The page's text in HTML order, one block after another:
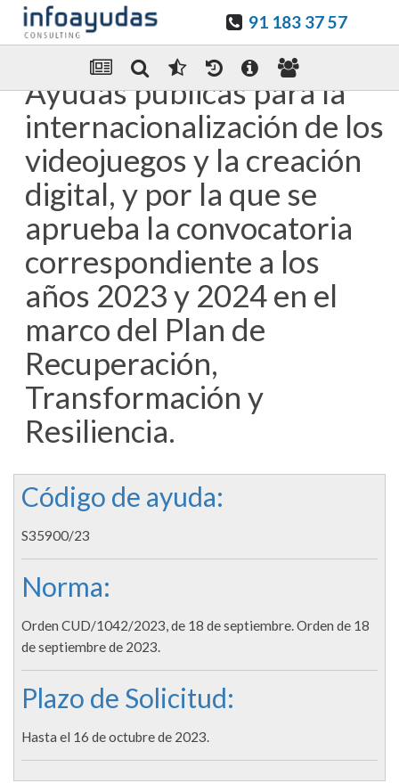
91 183 37 57
Enviar Por email
Ayudas públicas para la
internacionalización de los
videojuegos y la creación
digital, y por la que se
aprueba la convocatoria
correspondiente a los
años 2023 y 2024 en el
marco del Plan de
Recuperación,
Transformación y
Resiliencia.
Código de ayuda:
S35900/23
Norma:
Orden CUD/1042/2023, de 18 de septiembre. Orden de 18
de septiembre de 2023.
Plazo de Solicitud:
Hasta el 16 de octubre de 2023.